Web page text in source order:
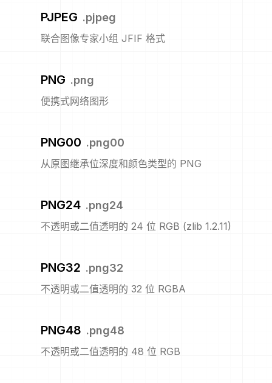
PJPEG .pjpeg
联合图像专家小组 JFIF 格式
PNG .png
便携式网络图形
PNG00 .png00
从原图继承位深度和颜色类型的 PNG
PNG24 .png24
不透明或二值透明的 24 位 RGB (zlib 1.2.11)
PNG32 .png32
不透明或二值透明的 32 位 RGBA
PNG48 .png48
不透明或二值透明的 48 位 RGB